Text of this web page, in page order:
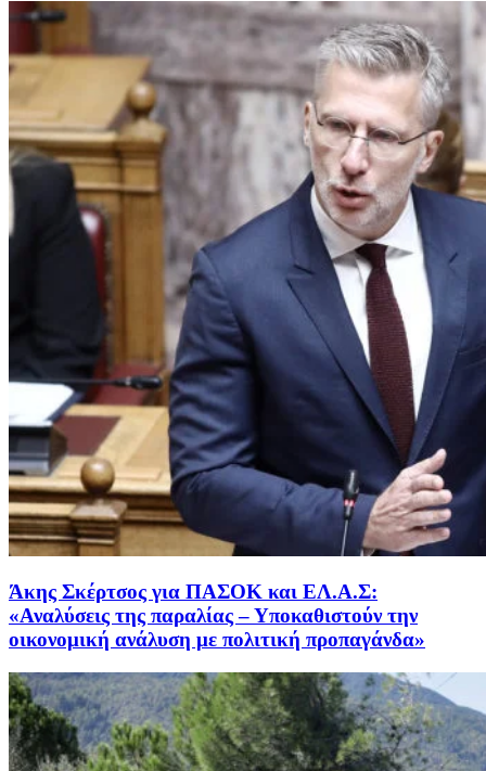
Άκης Σκέρτσος για ΠΑΣΟΚ και ΕΛ.Α.Σ:
«Αναλύσεις της παραλίας – Υποκαθιστούν την
οικονομική ανάλυση με πολιτική προπαγάνδα»